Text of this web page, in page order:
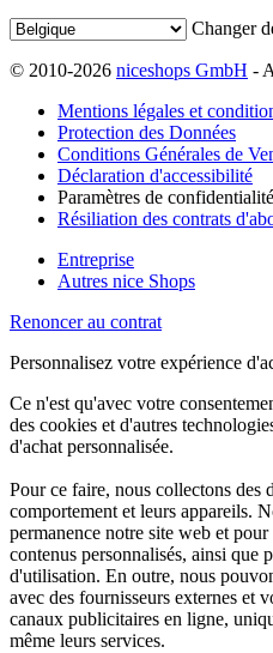
Changer
© 2010-2026 niceshops GmbH -
Mentions légales et
Protection des Données
Conditions Générales de
Déclaration d'accessibilité
Paramètres de confidentialité
Résiliation des contrats
Entreprise
Autres nice Shops
Renoncer au contrat
Personnalisez votre expérience
Ce n'est qu'avec votre
des cookies et d'autres
d'achat personnalisée.
Pour ce faire, nous collectons des
comportement et leurs appareils.
permanence notre site web et
contenus personnalisés, ainsi que
d'utilisation. En outre, nous
avec des fournisseurs externes et
canaux publicitaires en ligne,
même leurs services.